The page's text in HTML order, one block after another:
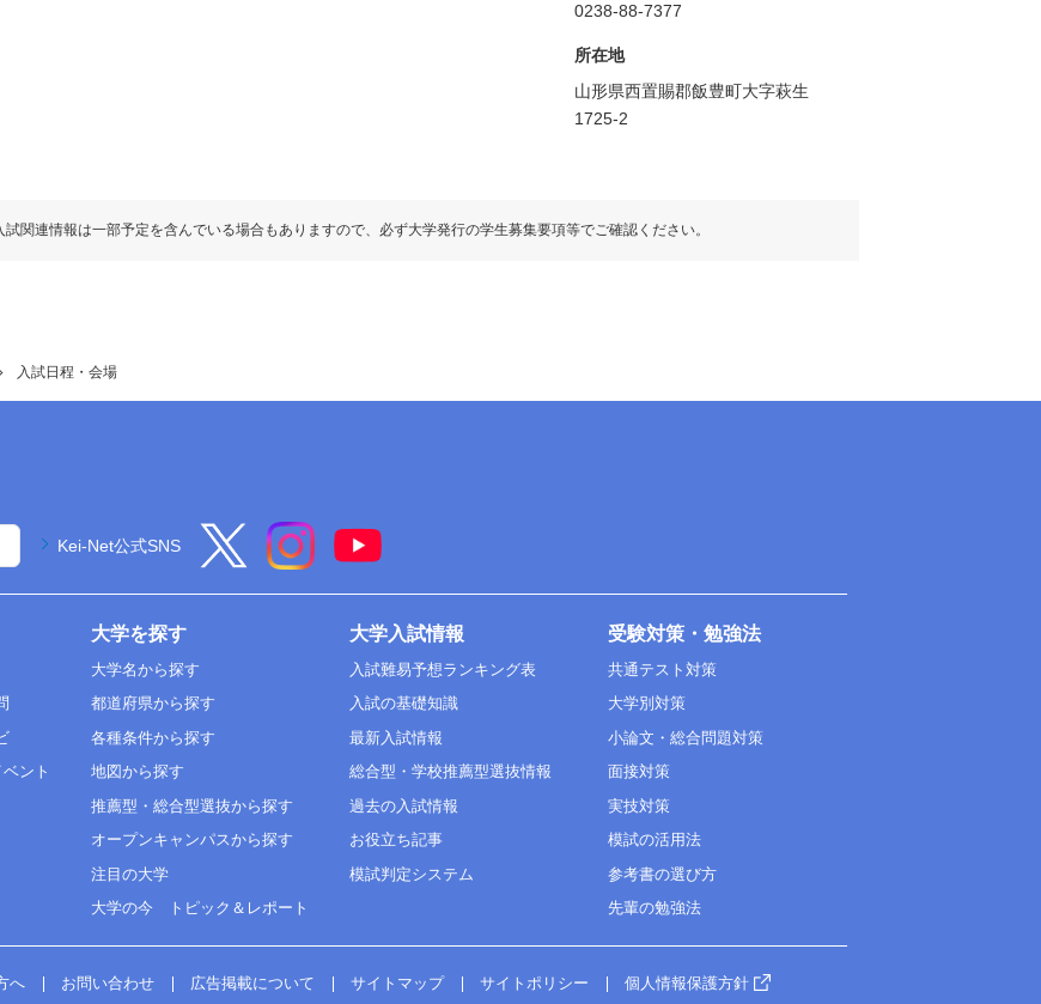
0238-88-7377
所在地
山形県西置賜郡飯豊町大字萩生
1725-2
関連情報は一部予定を含んでいる場合もありますので、必ず大学発行の学生募集要項等でご確認ください。
入試日程・会場
Kei-Net公式SNS
ント
大学を探す
大学名から探す
都道府県から探す
各種条件から探す
地図から探す
推薦型・総合型選抜から探す
オープンキャンパスから探す
注目の大学
大学の今 トピック＆レポート
大学入試情報
入試難易予想ランキング表
入試の基礎知識
最新入試情報
総合型・学校推薦型選抜情報
過去の入試情報
お役立ち記事
模試判定システム
受験対策・勉強法
共通テスト対策
大学別対策
小論文・総合問題対策
面接対策
実技対策
模試の活用法
参考書の選び方
先輩の勉強法
へ お問い合わせ 広告掲載について サイトマップ サイトポリシー 個人情報保護方針